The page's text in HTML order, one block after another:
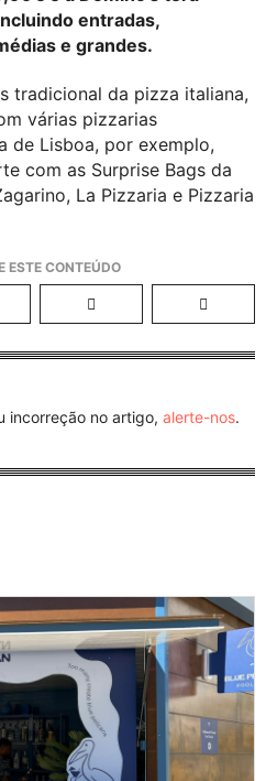
entradas,
e grandes.
tradicional da pizza italiana,
várias pizzarias
de Lisboa, por exemplo,
com as Surprise Bags da
La Pizzaria e Pizzaria
incorreção no artigo, alerte-nos.